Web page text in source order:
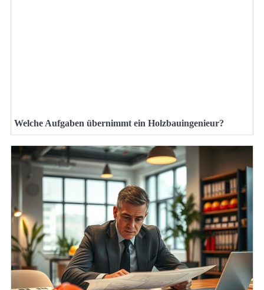
Welche Aufgaben übernimmt ein Holzbauingenieur?